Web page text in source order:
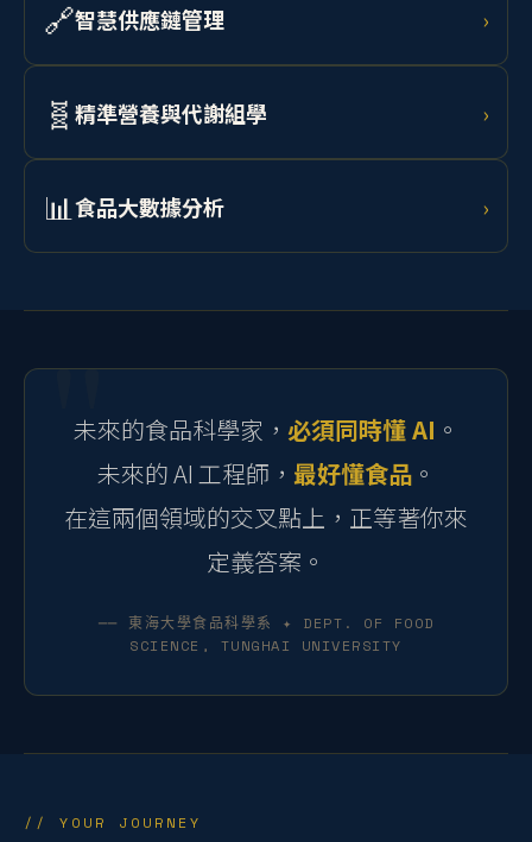
析。
🔗智慧供應鏈管理 ›
學習 AI 需求預測、RFID 追蹤、區塊鏈溯源與物聯網監
🧬 精準營養與代謝組學 ›
結合腸道微生物體分析、代謝組學資料與 AI 模型，為個
📊食品大數據分析 ›
學習 Python、R 語言、RSM 實驗設計、機器學習與統計
資料。
未來的食品科學家， 必須同時懂 AI 。
未來的 AI 工程師， 最好懂食品。
在這兩個領域的交叉點上，正等著你來
定義答案。
── 東海大學食品科學系 ✦ DEPT. OF FOOD
SCIENCE, TUNGHAI UNIVERSITY
// YOUR JOURNEY